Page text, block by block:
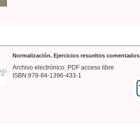
Normalización. Ejercicios resueltos comentados
Archivo electrónico. PDF acceso libre
ISBN:978-84-1396-433-1